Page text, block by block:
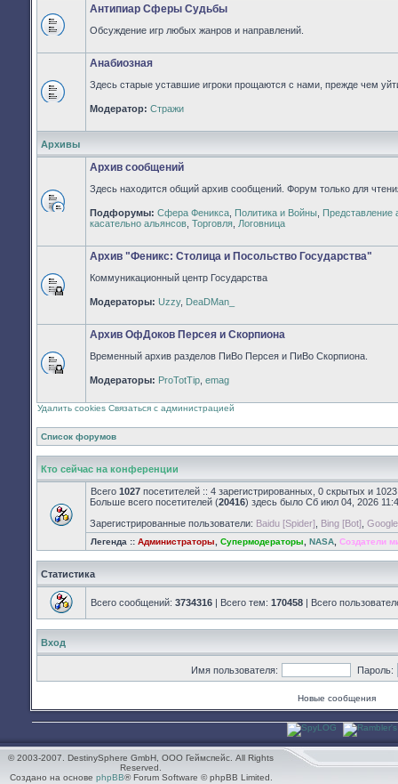
сообщений
сообщений
Антипиар Сферы Судьбы
Обсуждение игр любых жанров и направлений.
Нет
непрочитанных
Анабиозная
Здесь старые уставшие игроки прощаются с нами, прежде чем
Модератор: Стражи
Архивы
Нет
непрочитанных
Архив сообщений
Здесь находится общий архив сообщений. Форум только для
Подфорумы: Сфера Феникса Политика и Войны Представление
касательно альянсов Торговля Логовница
Форум
закрыт
Архив "Феникс: Столица и Посольство Государства"
Коммуникационный центр Государства
Модераторы: Uzzy, DeaDMan_
Форум
закрыт
Архив ОфДоков Персея и Скорпиона
Временный архив разделов ПиВо Персея и ПиВо Скорпиона.
Модераторы: ProTotTip emag
Удалить cookies Связаться с администрацией
Список форумов
Кто сейчас на конференции
Всего 1027 посетителей :: 4 зарегистрированных, 0 скрытых и
Больше всего посетителей (20416) здесь было Сб июл 04, 2026
Зарегистрированные пользователи: Baidu [Spider] Bing [Bot]
Легенда :: Администраторы Супермодераторы NASA Создатели
Статистика
Всего сообщений: 3734316 | Всего тем: 170458 | Всего
Вход
Имя пользователя: Пароль:
Новые сообщения
© 2003-2007. DestinySphere GmbH, ООО Геймспейс. All Rights
Reserved.
Создано на основе phpBB® Forum Software © phpBB Limited.